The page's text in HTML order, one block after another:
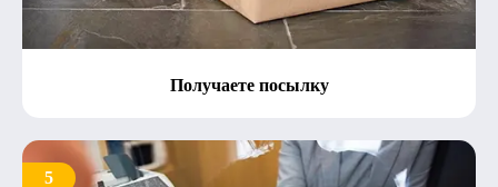
Получаете посылку
5